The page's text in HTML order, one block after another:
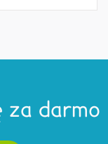
za darmo